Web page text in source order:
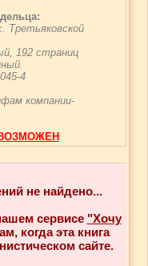
Третьяковской
192 страниц
4
компании-
не найдено...
сервисе "Хочу
когда эта книга
сайте.